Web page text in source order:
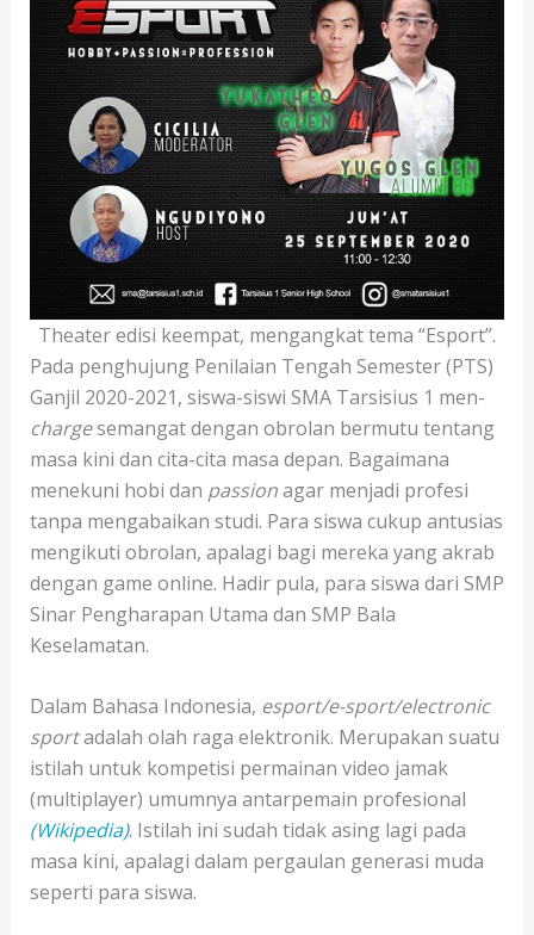
Theater edisi keempat, mengangkat tema “Esport”.
Pada penghujung Penilaian Tengah Semester (PTS)
Ganjil 2020-2021, siswa-siswi SMA Tarsisius 1 men-
chargesemangat dengan obrolan bermutu tentang
masa kini dan cita-cita masa depan. Bagaimana
menekuni hobi dan passionagar menjadi profesi
tanpa mengabaikan studi. Para siswa cukup antusias
mengikuti obrolan, apalagi bagi mereka yang akrab
dengan game online. Hadir pula, para siswa dari SMP
Sinar Pengharapan Utama dan SMP Bala
Keselamatan.
Dalam Bahasa Indonesia, esport/e-sport/electronic
sportadalah olah raga elektronik. Merupakan suatu
istilah untuk kompetisi permainan video jamak
(multiplayer) umumnya antarpemain profesional
(Wikipedia). Istilah ini sudah tidak asing lagi pada
masa kini, apalagi dalam pergaulan generasi muda
seperti para siswa.